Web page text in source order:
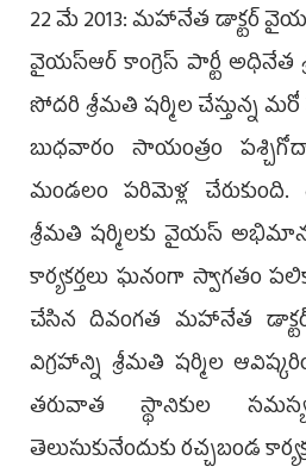
22 మే 2013: మహానేత డాక్టర్‌
వైయస్‌ఆర్ కాంగ్రె‌స్ పార్టీ అ‌ధినేత
సోదరి శ్రీమతి షర్మిల చేస్తున్న
బుధవారం సాయంత్రం
మండలం పరిమెళ్ల
శ్రీమతి షర్మిలకు వైయస్
కార్యకర్తలు ఘన‌ంగా స్వాగతం
చేసిన దివంగత మహానేత
విగ్రహాన్ని‌ శ్రీమతి షర్మిల
తరువాత స్థానికుల
తెలుసుకునేందుకు రచ్చబండ